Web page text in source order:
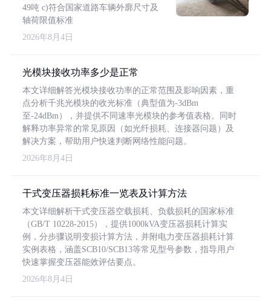
49吨 c)符合国家道路车辆外廓尺寸及
轴荷限值标准
2026年8月4日
光模块接收功率多少是正常
本文详细解答光模块接收功率的正常范围及影响因素，重
点分析千兆光模块的收光标准（典型值为-3dBm
至-24dBm），并提供不同速率光模块的参考值表格。同时
解释功率异常的常见原因（如光纤损耗、连接器问题）及
解决方案，帮助用户快速判断网络性能问题。
2026年8月4日
干式变压器损耗标准一览表及计算方法
本文详细解析干式变压器空载损耗、负载损耗的国家标准
（GB/T 10228-2015），提供1000kVA变压器损耗计算实
例，分步骤说明变损计算方法，并附电力变压器损耗计算
实例表格，涵盖SCB10/SCB13等常见型号参数，指导用户
快速掌握变压器能效评估要点。
2026年8月4日